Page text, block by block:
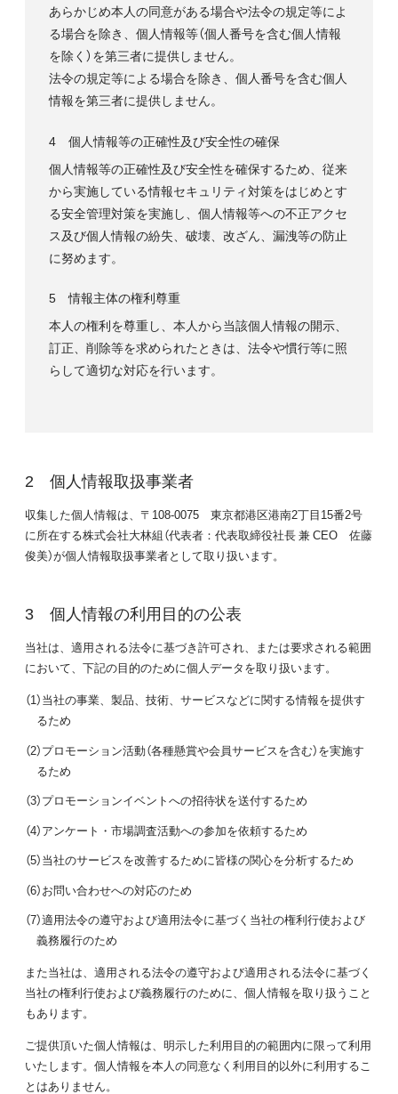
あらかじめ本人の同意がある場合や法令の規定等によ
る場合を除き、個人情報等（個人番号を含む個人情報
を除く）を第三者に提供しません。
法令の規定等による場合を除き、個人番号を含む個人
情報を第三者に提供しません。
4 個人情報等の正確性及び安全性の確保
個人情報等の正確性及び安全性を確保するため、従来
から実施している情報セキュリティ対策をはじめとす
る安全管理対策を実施し、個人情報等への不正アクセ
ス及び個人情報の紛失、破壊、改ざん、漏洩等の防止
に努めます。
5 情報主体の権利尊重
本人の権利を尊重し、本人から当該個人情報の開示、
訂正、削除等を求められたときは、法令や慣行等に照
らして適切な対応を行います。
個人情報取扱事業者
収集した個人情報は、〒108-0075 東京都港区港南2丁目15番2号
に所在する株式会社大林組（代表者：代表取締役社長 兼 CEO 佐藤
俊美）が個人情報取扱事業者として取り扱います。
個人情報の利用目的の公表
当社は、適用される法令に基づき許可され、または要求される範囲
において、下記の目的のために個人データを取り扱います。
（1）当社の事業、製品、技術、サービスなどに関する情報を提供す
るため
（2）プロモーション活動（各種懸賞や会員サービスを含む）を実施す
るため
（3）プロモーションイベントへの招待状を送付するため
（4）アンケート・市場調査活動への参加を依頼するため
（5）当社のサービスを改善するために皆様の関心を分析するため
（6）お問い合わせへの対応のため
（7）適用法令の遵守および適用法令に基づく当社の権利行使および
義務履行のため
また当社は、適用される法令の遵守および適用される法令に基づく
当社の権利行使および義務履行のために、個人情報を取り扱うこと
もあります。
ご提供頂いた個人情報は、明示した利用目的の範囲内に限って利用
いたします。個人情報を本人の同意なく利用目的以外に利用するこ
とはありません。